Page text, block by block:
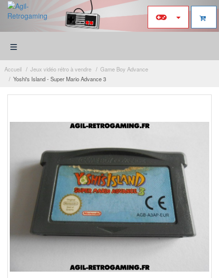
≡
Accueil Jeux vidéo rétro à vendre
Game Boy Advance
Yoshi's Island - Super Mario Advance 3